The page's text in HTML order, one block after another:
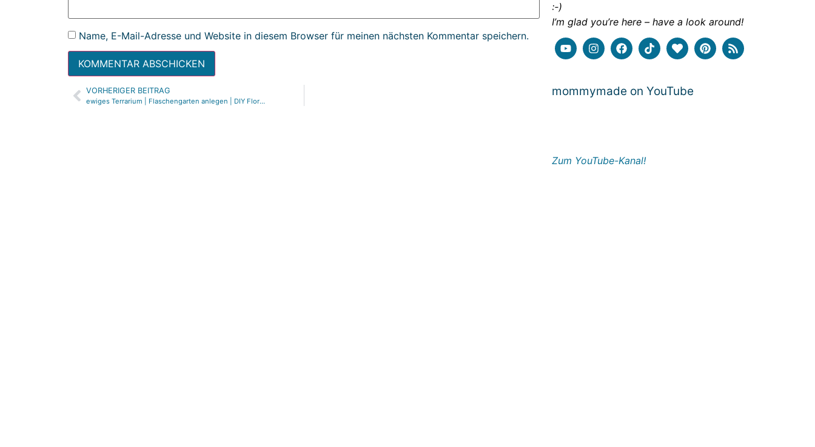
:-)
I’m glad you’re here – have a look around!
mommymade on YouTube
Zum YouTube-Kanal!
Name, E-Mail-Adresse und Website in diesem Browser für meinen nächsten Kommentar speichern.
Alternative:
VORHERIGER BEITRAG
ewiges Terrarium | Flaschengarten anlegen | DIY Florarium | Hermetosphäre | Anleitung